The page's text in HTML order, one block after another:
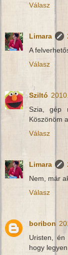
Válasz
Limara
A
Válasz
Sziltó
Szia, gép
Köszönöm
Válasz
Limara
Nem, már
Válasz
boribon
Uristen, én
hogy